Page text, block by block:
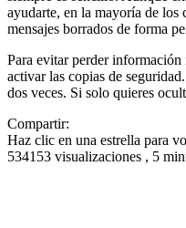
ayudarte, en la mayoría de los
mensajes borrados de forma
Para evitar perder
activar las copias de
dos veces. Si solo quieres
Compartir:
Haz clic en una estrella para
534153 visualizaciones , 5